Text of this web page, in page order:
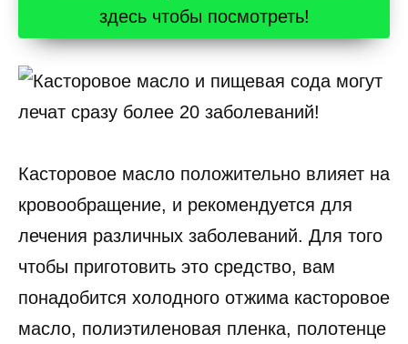
здесь чтобы посмотреть!
Касторовое масло положительно влияет на
кровообращение, и рекомендуется для
лечения различных заболеваний. Для того
чтобы приготовить это средство, вам
понадобится холодного отжима касторовое
масло, полиэтиленовая пленка, полотенце